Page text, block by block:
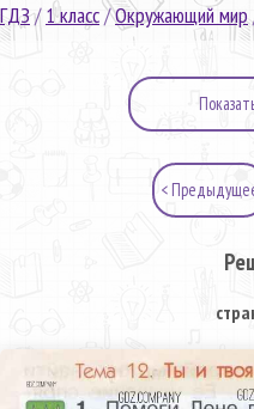
ГДЗ/1 класс/Окружающий мир
<